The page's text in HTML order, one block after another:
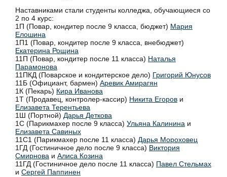
Наставниками стали студенты колледжа, обучающиеся со
2 по 4 курс:
1П (Повар, кондитер после 9 класса, бюджет) Мария
Елошина
1П1 (Повар, кондитер после 9 класса, внебюджет)
Екатерина Рощина
11П (Повар, кондитер после 11 класса) Наталья
Парамонова
11ПКД (Поварское и кондитерское дело) Григорий Юнусов
11Б (Официант, бармен) Аревик Амирагян
1К (Пекарь) Кира Иванова
1Т (Продавец, контролер-кассир) Никита Егоров и
Елизавета Терентьева
1Ш (Портной) Дарья Деткова
1С (Парикмахер после 9 класса) Ульяна Калинина и
Елизавета Савиных
11С1 (Парикмахер после 11 класса) Дарья Мороховец
1ГД (Гостиничное дело после 9 класса) Виктория
Смирнова и Алиса Козина
11ГД (Гостиничное дело после 11 класса) Павел Стельмах
и Сергей Паппинен